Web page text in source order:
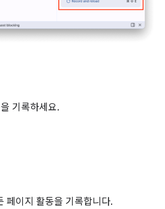
기록하세요.
페이지 활동을 기록합니다.